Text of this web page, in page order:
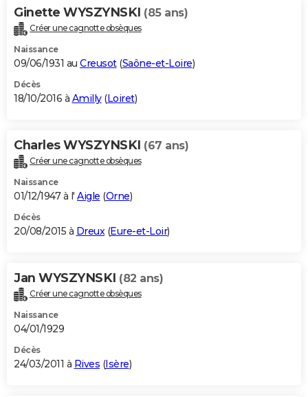
Ginette WYSZYNSKI (85 ans)
Créer une cagnotte obsèques
Naissance
09/06/1931 au Creusot(Saône-et-Loire)
Décès
18/10/2016 à Amilly(Loiret)
Charles WYSZYNSKI (67 ans)
Créer une cagnotte obsèques
Naissance
01/12/1947 à l' Aigle (Orne)
Décès
20/08/2015 à Dreux(Eure-et-Loir)
Jan WYSZYNSKI (82 ans)
Créer une cagnotte obsèques
Naissance
04/01/1929
Décès
24/03/2011 à Rives (Isère)